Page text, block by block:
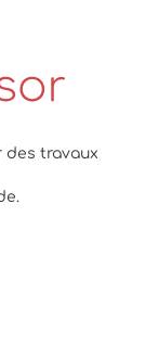
des travaux